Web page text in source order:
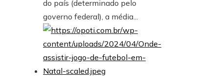
do país (determinado pelo
governo federal), a média...